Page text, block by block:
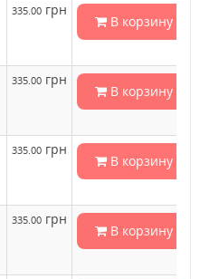
335.00 грн
В корзину
335.00 грн
В корзину
335.00 грн
В корзину
335.00 грн
В корзину